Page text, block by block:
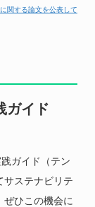
関する論文を公表して
ガイド
ガイド（テン
サステナビリテ
ぜひこの機会に